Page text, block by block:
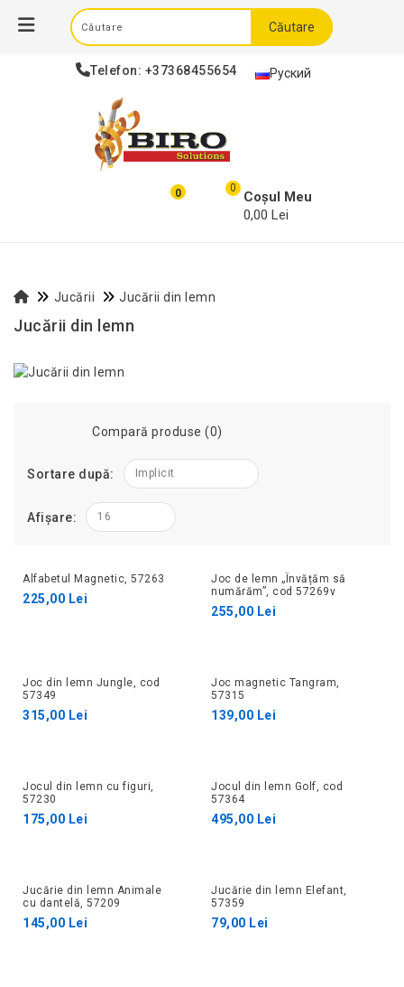
Telefon: +37368455654 Руский
Căutare
0 0
Coșul Meu
0,00 Lei
Jucării Jucării din lemn
Jucării din lemn
Compară produse (0)
Sortare după: Implicit
Afișare: 16
Alfabetul Magnetic, 57263
225,00 Lei
Joc de lemn „Învățăm să
numărăm”, cod 57269v
255,00 Lei
Joc din lemn Jungle, cod
57349
315,00 Lei
Joc magnetic Tangram,
57315
139,00 Lei
Jocul din lemn cu figuri,
57230
175,00 Lei
Jocul din lemn Golf, cod
57364
495,00 Lei
Jucărie din lemn Animale
cu dantelă, 57209
145,00 Lei
Jucărie din lemn Elefant,
57359
79,00 Lei